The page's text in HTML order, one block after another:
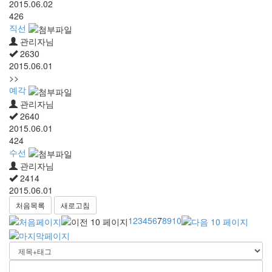
2015.06.02
426
직선
관리자님
2630
2015.06.01
>>
예각
관리자님
2640
2015.06.01
424
수선
관리자님
2414
2015.06.01
처음목록 새로고침
12345678910